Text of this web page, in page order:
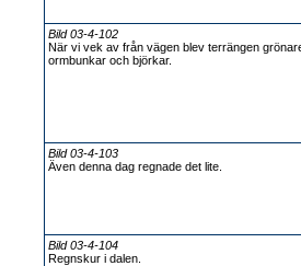
Bild 03-4-102
När vi vek av från vägen blev terrängen
ormbunkar och björkar.
Bild 03-4-103
Även denna dag regnade det lite.
Bild 03-4-104
Regnskur i dalen.